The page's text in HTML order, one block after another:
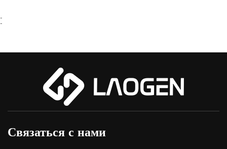
-
-
Связаться с нами